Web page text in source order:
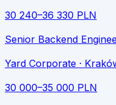
30 240–36 330 PLN
Senior Backend
Yard Corporate ·
30 000–35 000 PLN